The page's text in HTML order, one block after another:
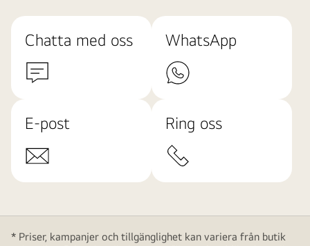
Chatta med oss WhatsApp
E-post Ring oss
* Priser, kampanjer och tillgänglighet kan variera från butik